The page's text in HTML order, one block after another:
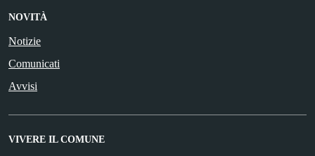
NOVITÀ
Notizie
Comunicati
Avvisi
VIVERE IL COMUNE